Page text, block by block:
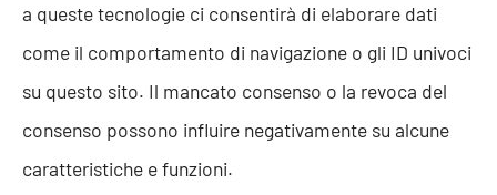
a queste tecnologie ci consentirà di elaborare dati
come il comportamento di navigazione o gli ID univoci
su questo sito. Il mancato consenso o la revoca del
consenso possono influire negativamente su alcune
caratteristiche e funzioni.
Segnalazione Whistleblowing
Politica per la Parità di Genere
Politica per la sicurezza delle informazioni
TEAM RESOLVE